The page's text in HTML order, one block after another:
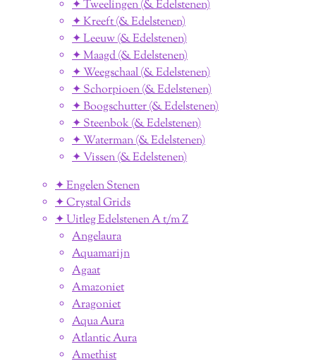
✦ Tweelingen (& Edelstenen)
✦ Kreeft (& Edelstenen)
✦ Leeuw (& Edelstenen)
✦ Maagd (& Edelstenen)
✦ Weegschaal (& Edelstenen)
✦ Schorpioen (& Edelstenen)
✦ Boogschutter (& Edelstenen)
✦ Steenbok (& Edelstenen)
✦ Waterman (& Edelstenen)
✦ Vissen (& Edelstenen)
✦ Engelen Stenen
✦ Crystal Grids
✦ Uitleg Edelstenen A t/m Z
Angelaura
Aquamarijn
Agaat
Amazoniet
Aragoniet
Aqua Aura
Atlantic Aura
Amethist